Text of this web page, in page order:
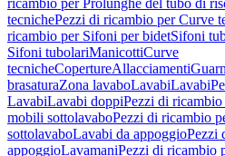
ricambio per Prolunghe del tubo di
tecnichePezzi di ricambio per Curve
ricambio per Sifoni per bidetSifoni
Sifoni tubolariManicottiCurve
tecnicheCopertureAllacciamenti
brasaturaZona lavaboLavabiLavabi
LavabiLavabi doppiPezzi di
mobili sottolavaboPezzi di ricambio
sottolavaboLavabi da appoggioPezzi
appoggioLavamaniPezzi di ricambio